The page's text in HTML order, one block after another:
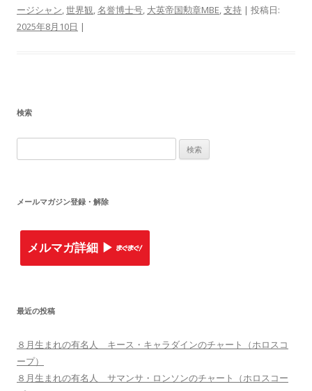
ージシャン,世界観,名誉博士号, 大英帝国勲章MBE,支持 | 投稿日:
2025年8月10日 |
検索
索
メールマガジン登録・解除
メルマガ詳細 ▶︎
最近の投稿
８月生まれの有名人 キース・キャラダインのチャート（ホロスコ
ープ）
８月生まれの有名人 サマンサ・ロンソンのチャート（ホロスコー